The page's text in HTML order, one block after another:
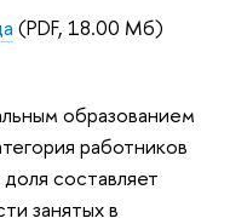
(PDF, 18.00 Мб)
образованием
работников
составляет
занятых в